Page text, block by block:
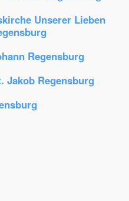
Unserer Lieben
Regensburg
Jakob Regensburg